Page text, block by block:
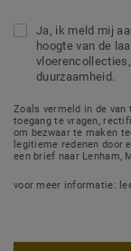
Ja, ik meld mij
hoogte van de
duurzaamheid.
Zoals vermeld in de
toegang te vragen,
om bezwaar te maken
legitieme redenen door
een brief naar Lenham,
voor meer informatie: